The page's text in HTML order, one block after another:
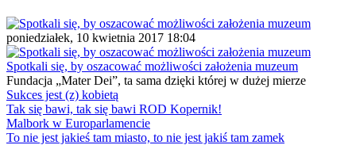
poniedziałek, 10 kwietnia 2017 18:04
Spotkali się, by oszacować możliwości założenia muzeum
Fundacja „Mater Dei”, ta sama dzięki której w dużej mierze
Sukces jest (z) kobietą
Tak się bawi, tak się bawi ROD Kopernik!
Malbork w Europarlamencie
To nie jest jakieś tam miasto, to nie jest jakiś tam zamek